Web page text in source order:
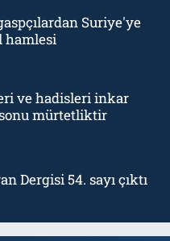
Suriye'ye
hamlesi
ve hadisleri inkar
mürtetliktir
Dergisi 54. sayı çıktı